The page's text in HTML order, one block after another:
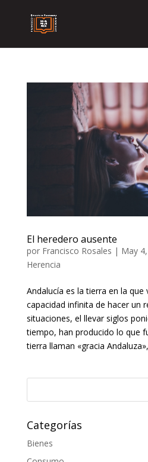
El heredero ausente
por Francisco Rosales | May
Herencia
Andalucía es la tierra en la que
capacidad infinita de hacer un
situaciones, el llevar siglos
tiempo, han producido lo que
tierra llaman «gracia
Categorías
Bienes